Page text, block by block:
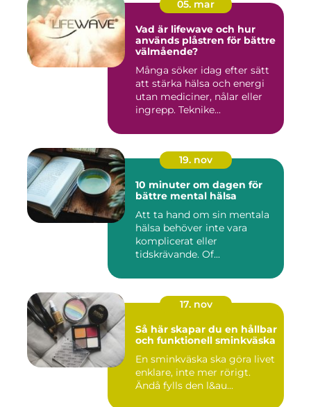
05. mar
Vad är lifewave och hur
används plåstren för bättre
välmående?
Många söker idag efter sätt
att stärka hälsa och energi
utan mediciner, nålar eller
ingrepp. Teknike...
19. nov
10 minuter om dagen för
bättre mental hälsa
Att ta hand om sin mentala
hälsa behöver inte vara
komplicerat eller
tidskrävande. Of...
17. nov
Så här skapar du en hållbar
och funktionell sminkväska
En sminkväska ska göra livet
enklare, inte mer rörigt.
Ändå fylls den l&au...